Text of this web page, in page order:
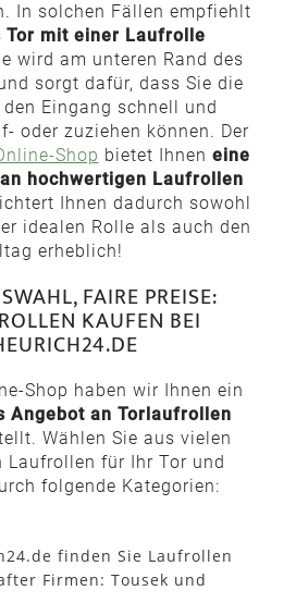
In solchen Fällen empfiehlt
Tor mit einer Laufrolle
wird am unteren Rand des
sorgt dafür, dass Sie die
Eingang schnell und
oder zuziehen können. Der
Shop bietet Ihnen eine
hochwertigen Laufrollen
Ihnen dadurch sowohl
idealen Rolle als auch den
erheblich!
FAIRE PREISE: T
KAUFEN BEI S
Shop haben wir Ihnen ein
Angebot an Torlaufrollen
Wählen Sie aus vielen
Laufrollen für Ihr Tor und
folgende Kategorien:
finden Sie Laufrollen
Firmen: Tousek und